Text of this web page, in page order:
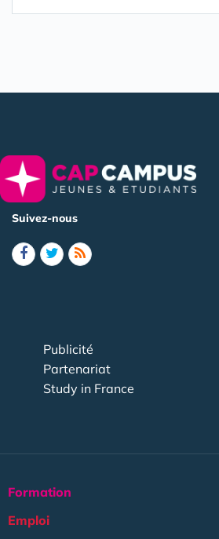
Suivez-nous
Publicité
Partenariat
Study in France
Formation
Emploi